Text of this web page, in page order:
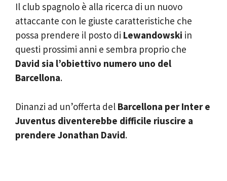
Il club spagnolo è alla ricerca di un nuovo
attaccante con le giuste caratteristiche che
possa prendere il posto di Lewandowski in
questi prossimi anni e sembra proprio che
David sia l’obiettivo numero uno del
Barcellona.
Dinanzi ad un’offerta del Barcellona per Inter e
Juventus diventerebbe difficile riuscire a
prendere Jonathan David.